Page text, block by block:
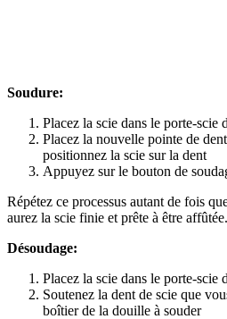
Soudure:
Placez la scie dans le porte-scie
Placez la nouvelle pointe de
positionnez la scie sur la dent
Appuyez sur le bouton de
Répétez ce processus autant de fois
aurez la scie finie et prête à être affûtée.
Désoudage:
Placez la scie dans le porte-scie
Soutenez la dent de scie que
boîtier de la douille à souder